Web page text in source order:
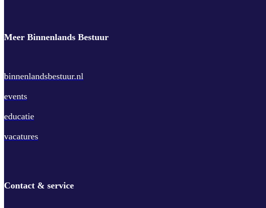
Meer Binnenlands Bestuur
binnenlandsbestuur.nl
events
educatie
vacatures
Contact & service